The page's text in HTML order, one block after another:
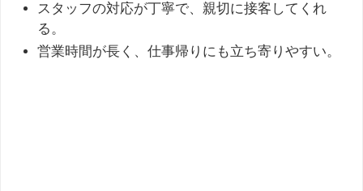
スタッフの対応が丁寧で、親切に接客してくれ
る。
営業時間が長く、仕事帰りにも立ち寄りやすい。